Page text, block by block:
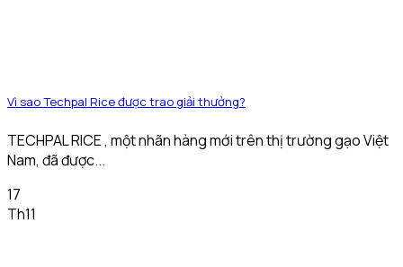
Vì sao Techpal Rice được trao giải thưởng?
TECHPAL RICE , một nhãn hàng mới trên thị trường gạo Việt
Nam, đã được...
17
Th11